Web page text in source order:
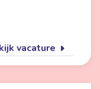
vacature